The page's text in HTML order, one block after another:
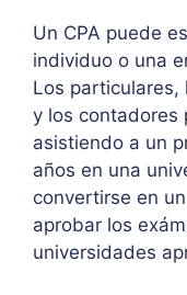
Un CPA puede
individuo o una
Los particulares,
y los contadores
asistiendo a un
años en una
convertirse en
aprobar los
universidades